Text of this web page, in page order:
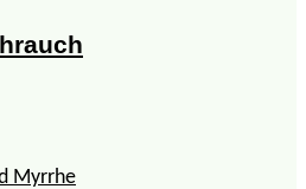
Myrrhe